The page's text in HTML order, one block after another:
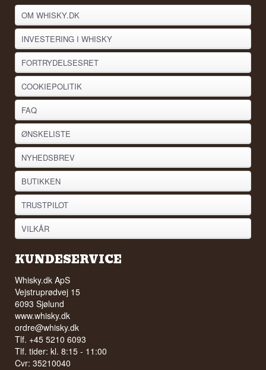
OM WHISKY.DK
INVESTERING I WHISKY
FORTRYDELSESRET
COOKIEPOLITIK
FAQ
ØNSKELISTE
NYHEDSBREV
BUTIKKEN
TRUSTPILOT
VILKÅR
KUNDESERVICE
Whisky.dk ApS
Vejstruprødvej 15
6093 Sjølund
www.whisky.dk
ordre@whisky.dk
Tlf. +45 5210 6093
Tlf. tider: kl. 8:15 - 11:00
Cvr: 35210040